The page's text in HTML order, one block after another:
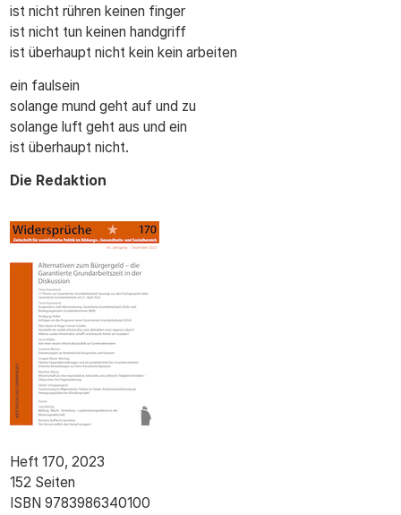
ist nicht rühren keinen finger
ist nicht tun keinen handgriff
ist überhaupt nicht kein kein arbeiten
ein faulsein
solange mund geht auf und zu
solange luft geht aus und ein
ist überhaupt nicht.
Die Redaktion
titel_heft_170.png
Heft 170, 2023
152 Seiten
ISBN 9783986340100